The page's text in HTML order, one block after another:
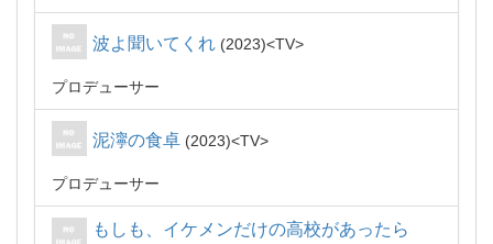
波よ聞いてくれ 2023 TV
プロデューサー
泥濘の食卓 2023 TV
プロデューサー
もしも、イケメンだけの高校があったら